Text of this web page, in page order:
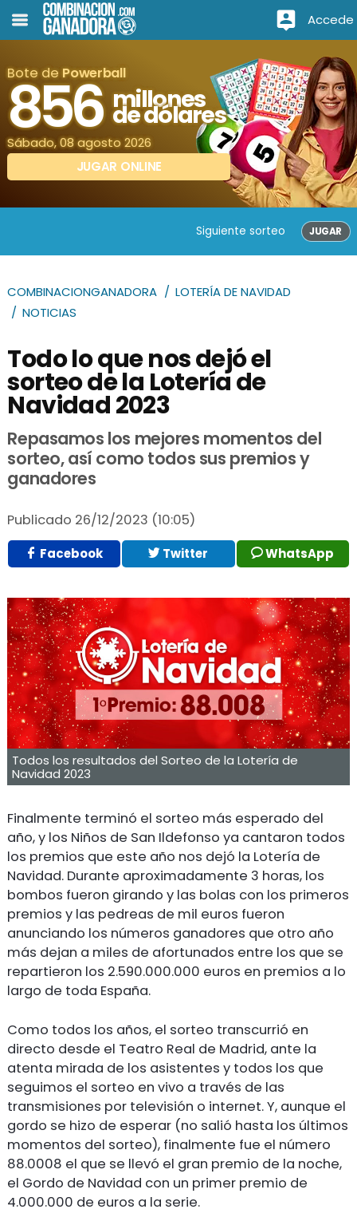
Accede
Bote de Powerball
856 millones
de dólares
Sábado, 08 agosto 2026
JUGAR ONLINE
Siguiente sorteo JUGAR
COMBINACIONGANADORA
LOTERÍA DE NAVIDAD
NOTICIAS
Todo lo que nos dejó el
sorteo de la Lotería de
Navidad 2023
Repasamos los mejores momentos del
sorteo, así como todos sus premios y
ganadores
Publicado 26/12/2023 (10:05)
Facebook Twitter WhatsApp
Todos los resultados del Sorteo de la Lotería de
Navidad 2023
Finalmente terminó el sorteo más esperado del
año, y los Niños de San Ildefonso ya cantaron todos
los premios que este año nos dejó la Lotería de
Navidad. Durante aproximadamente 3 horas, los
bombos fueron girando y las bolas con los primeros
premios y las pedreas de mil euros fueron
anunciando los números ganadores que otro año
más dejan a miles de afortunados entre los que se
repartieron los 2.590.000.000 euros en premios a lo
largo de toda España.
Como todos los años, el sorteo transcurrió en
directo desde el Teatro Real de Madrid, ante la
atenta mirada de los asistentes y todos los que
seguimos el sorteo en vivo a través de las
transmisiones por televisión o internet. Y, aunque el
gordo se hizo de esperar (no salió hasta los últimos
momentos del sorteo), finalmente fue el número
88.0008 el que se llevó el gran premio de la noche,
el Gordo de Navidad con un primer premio de
4.000.000 de euros a la serie.